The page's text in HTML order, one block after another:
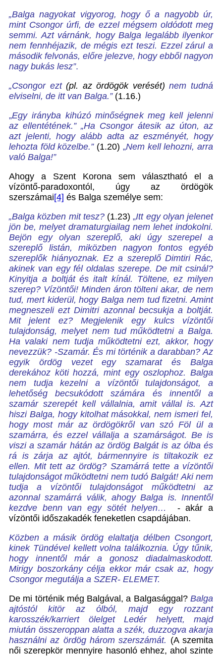
„Balga nagyokat vigyorog, hogy ő a nagyobb úr,
mint Csongor úrfi, de ezzel mégsem oldódott meg
semmi. Azt várnánk, hogy Balga legalább ilyenkor
nem fennhéjazik, de mégis ezt teszi. Ezzel zárul a
második felvonás, előre jelezve, hogy ebből nagyon
nagy bukás lesz”.
„Csongor ezt(pl. az ördögök verését)nem tudná
elviselni, de itt van Balga.”(1.16.)
„Egy irányba kihúzó minőségnek meg kell jelenni
az ellentétének.” „Ha Csongor átesik az úton, az
azt jelenti, hogy alább adta az eszményét, hogy
lehozta föld közelbe.” (1.20) „Nem kell lehozni, arra
való Balga!”
Ahogy a Szent Korona sem választható el a
vízöntő-paradoxontól, úgy az ördögök
szerszámai[4] és Balga személye sem:
„Balga közben mit tesz? (1.23)„Itt egy olyan jelenet
jön be, melyet dramaturgiailag nem lehet indokolni.
Bejön egy olyan szereplő, aki úgy szerepel a
szereplő listán, miközben nagyon fontos egyéb
szereplők hiányoznak. Ez a szereplő Dimtiri Rác,
akinek van egy fél oldalas szerepe. De mit csinál?
Kinyitja a boltját és italt kínál. Töltene, ez milyen
szerep? Vízöntői! Minden áron tölteni akar, de nem
tud, mert kiderül, hogy Balga nem tud fizetni. Amint
megneszeli ezt Dimitri azonnal becsukja a boltját.
Mit jelent ez? Megjelenik egy kulcs vízöntői
tulajdonság, melyet nem tud működtetni a Balga.
Ha valaki nem tudja működtetni ezt, akkor, hogy
nevezzük? -Szamár. És mi történik a darabban? Az
egyik ördög vezet egy szamarat és Balga
derekához köti hozzá, mint egy oszlophoz. Balga
nem tudja kezelni a vízöntői tulajdonságot, a
lehetőség becsukódott számára és innentől a
szamár szerepét kell vállalnia, amit vállal is. Azt
hiszi Balga, hogy kitolhat másokkal, nem ismeri fel,
hogy most már az ördögökről van szó Föl ül a
szamárra, és ezzel vállalja a szamárságot. Be is
viszi a szamár hátán az ördög Balgát is az ólba és
rá is zárja az ajtót, bármennyire is tiltakozik ez
ellen. Mit tett az ördög? Szamárrá tette a vízöntői
tulajdonságot működtetni nem tudó Balgát! Aki nem
tudja a vízöntői tulajdonságot működtetni az
azonnal szamárrá válik, ahogy Balga is. Innentől
kezdve benn van egy sötét helyen… - akár a
vízöntői időszakadék feneketlen csapdájában.
Közben a másik ördög elaltatja délben Csongort,
kinek Tündével kellett volna találkoznia. Úgy tűnik,
hogy innentől már a gonosz diadalmaskodott.
Mirigy boszorkány célja ekkor már csak az, hogy
Csongor megutálja a SZER- ELEMET.
De mi történik még Balgával, a Balgasággal?Balga
ajtóstól kitör az ólból, majd egy rozzant
karosszék/karriert ölelget Ledér helyett, majd
miután összeroppan alatta a szék, duzzogva akarja
használni az ördög három szerszámát. (A szemita
női szerepkör mennyire hasonló ehhez, ahol szinte